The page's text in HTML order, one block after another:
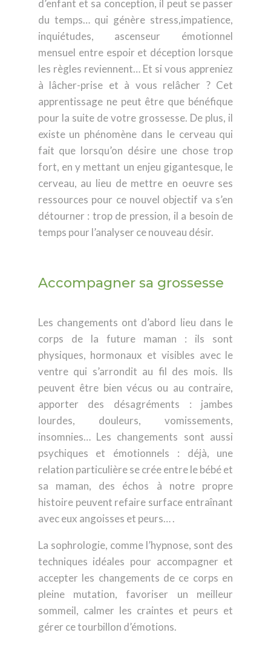
d’enfant et sa conception, il peut se passer
du temps… qui génère stress,impatience,
inquiétudes, ascenseur émotionnel
mensuel entre espoir et déception lorsque
les règles reviennent… Et si vous appreniez
à lâcher-prise et à vous relâcher ? Cet
apprentissage ne peut être que bénéfique
pour la suite de votre grossesse. De plus, il
existe un phénomène dans le cerveau qui
fait que lorsqu’on désire une chose trop
fort, en y mettant un enjeu gigantesque, le
cerveau, au lieu de mettre en oeuvre ses
ressources pour ce nouvel objectif va s’en
détourner : trop de pression, il a besoin de
temps pour l’analyser ce nouveau désir.
Accompagner sa grossesse
Les changements ont d’abord lieu dans le
corps de la future maman : ils sont
physiques, hormonaux et visibles avec le
ventre qui s’arrondit au fil des mois. Ils
peuvent être bien vécus ou au contraire,
apporter des désagréments : jambes
lourdes, douleurs, vomissements,
insomnies… Les changements sont aussi
psychiques et émotionnels : déjà, une
relation particulière se crée entre le bébé et
sa maman, des échos à notre propre
histoire peuvent refaire surface entraînant
avec eux angoisses et peurs… .
La sophrologie, comme l’hypnose, sont des
techniques idéales pour accompagner et
accepter les changements de ce corps en
pleine mutation, favoriser un meilleur
sommeil, calmer les craintes et peurs et
gérer ce tourbillon d’émotions.